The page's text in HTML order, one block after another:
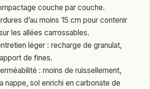
couche par couche.
d’au moins 15 cm pour contenir
les allées carrossables.
léger : recharge de granulat,
de fines.
: moins de ruissellement,
nappe, sol enrichi en carbonate de